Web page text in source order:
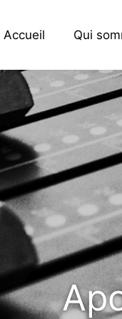
Accueil Qui